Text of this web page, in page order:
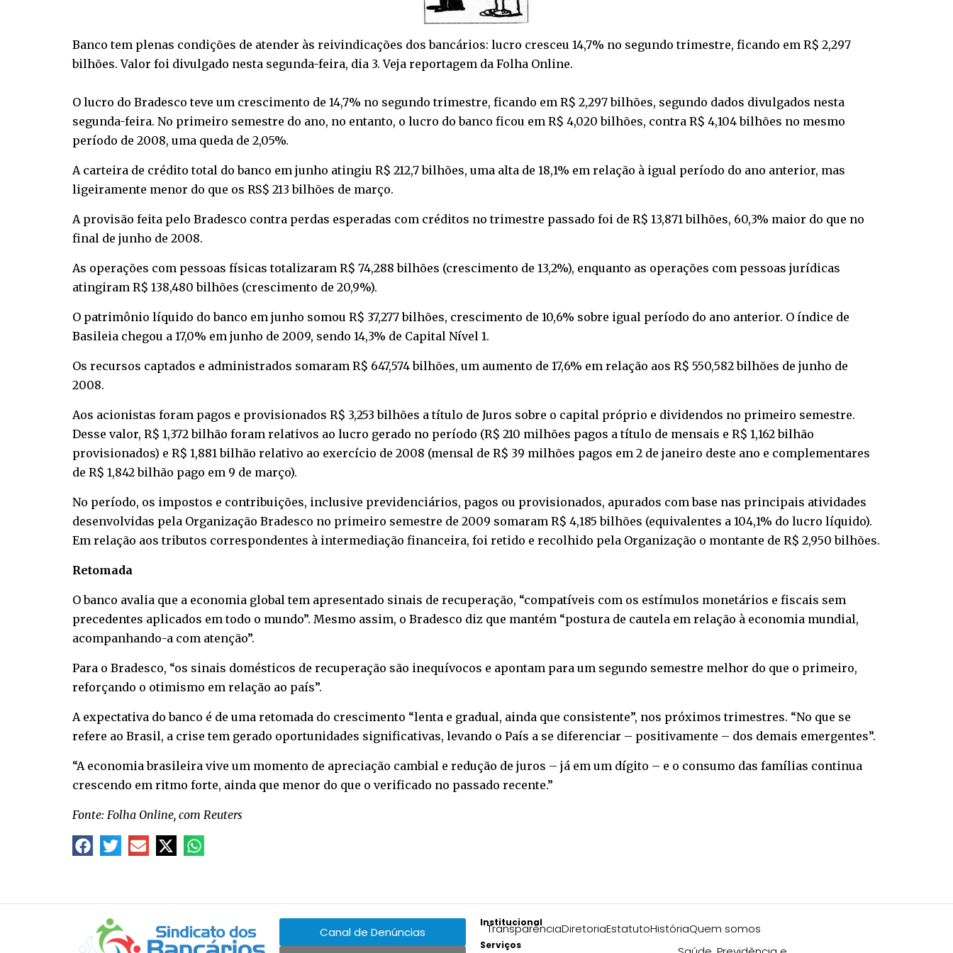
Banco tem plenas condições de atender às reivindicações dos bancários: lucro cresceu 14,7% no segundo trimestre, ficando em R$ 2,297
bilhões. Valor foi divulgado nesta segunda-feira, dia 3. Veja reportagem da Folha Online.
O lucro do Bradesco teve um crescimento de 14,7% no segundo trimestre, ficando em R$ 2,297 bilhões, segundo dados divulgados nesta
segunda-feira. No primeiro semestre do ano, no entanto, o lucro do banco ficou em R$ 4,020 bilhões, contra R$ 4,104 bilhões no mesmo
período de 2008, uma queda de 2,05%.
A carteira de crédito total do banco em junho atingiu R$ 212,7 bilhões, uma alta de 18,1% em relação à igual período do ano anterior, mas
ligeiramente menor do que os RS$ 213 bilhões de março.
A provisão feita pelo Bradesco contra perdas esperadas com créditos no trimestre passado foi de R$ 13,871 bilhões, 60,3% maior do que no
final de junho de 2008.
As operações com pessoas físicas totalizaram R$ 74,288 bilhões (crescimento de 13,2%), enquanto as operações com pessoas jurídicas
atingiram R$ 138,480 bilhões (crescimento de 20,9%).
O patrimônio líquido do banco em junho somou R$ 37,277 bilhões, crescimento de 10,6% sobre igual período do ano anterior. O índice de
Basileia chegou a 17,0% em junho de 2009, sendo 14,3% de Capital Nível 1.
Os recursos captados e administrados somaram R$ 647,574 bilhões, um aumento de 17,6% em relação aos R$ 550,582 bilhões de junho de
2008.
Aos acionistas foram pagos e provisionados R$ 3,253 bilhões a título de Juros sobre o capital próprio e dividendos no primeiro semestre.
Desse valor, R$ 1,372 bilhão foram relativos ao lucro gerado no período (R$ 210 milhões pagos a título de mensais e R$ 1,162 bilhão
provisionados) e R$ 1,881 bilhão relativo ao exercício de 2008 (mensal de R$ 39 milhões pagos em 2 de janeiro deste ano e complementares
de R$ 1,842 bilhão pago em 9 de março).
No período, os impostos e contribuições, inclusive previdenciários, pagos ou provisionados, apurados com base nas principais atividades
desenvolvidas pela Organização Bradesco no primeiro semestre de 2009 somaram R$ 4,185 bilhões (equivalentes a 104,1% do lucro líquido).
Em relação aos tributos correspondentes à intermediação financeira, foi retido e recolhido pela Organização o montante de R$ 2,950 bilhões.
Retomada
O banco avalia que a economia global tem apresentado sinais de recuperação, “compatíveis com os estímulos monetários e fiscais sem
precedentes aplicados em todo o mundo”. Mesmo assim, o Bradesco diz que mantém “postura de cautela em relação à economia mundial,
acompanhando-a com atenção”.
Para o Bradesco, “os sinais domésticos de recuperação são inequívocos e apontam para um segundo semestre melhor do que o primeiro,
reforçando o otimismo em relação ao país”.
A expectativa do banco é de uma retomada do crescimento “lenta e gradual, ainda que consistente”, nos próximos trimestres. “No que se
refere ao Brasil, a crise tem gerado oportunidades significativas, levando o País a se diferenciar – positivamente – dos demais emergentes”.
“A economia brasileira vive um momento de apreciação cambial e redução de juros – já em um dígito – e o consumo das famílias continua
crescendo em ritmo forte, ainda que menor do que o verificado no passado recente.”
Fonte: Folha Online, com Reuters
Canal de Denúncias
Institucional
TransparênciaDiretoriaEstatutoHistóriaQuem somos
Serviços